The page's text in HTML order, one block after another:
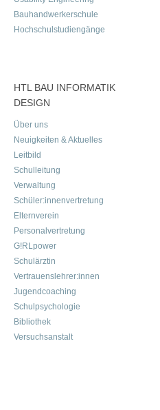
Bauhandwerkerschule
Hochschulstudiengänge
HTL BAU INFORMATIK
DESIGN
Über uns
Neuigkeiten & Aktuelles
Leitbild
Schulleitung
Verwaltung
Schüler:innenvertretung
Elternverein
Personalvertretung
G!RLpower
Schulärztin
Vertrauenslehrer:innen
Jugendcoaching
Schulpsychologie
Bibliothek
Versuchsanstalt